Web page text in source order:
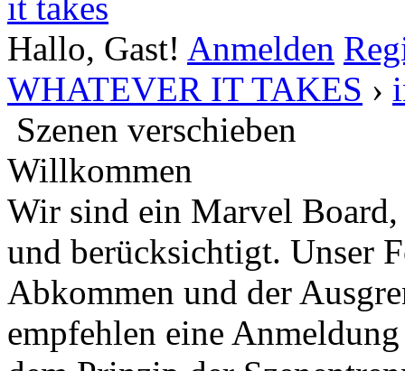
Hallo, Gast! Anmelden
WHATEVER IT TAKES ›
Szenen verschieben
Willkommen
Wir sind ein Marvel
und berücksichtigt. Unser
Abkommen und der
empfehlen eine